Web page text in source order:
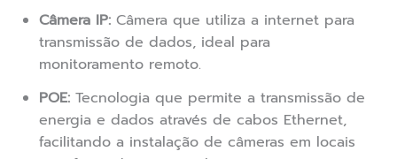
Câmera IP: Câmera que utiliza a internet para
transmissão de dados, ideal para
monitoramento remoto.
POE: Tecnologia que permite a transmissão de
energia e dados através de cabos Ethernet,
facilitando a instalação de câmeras em locais